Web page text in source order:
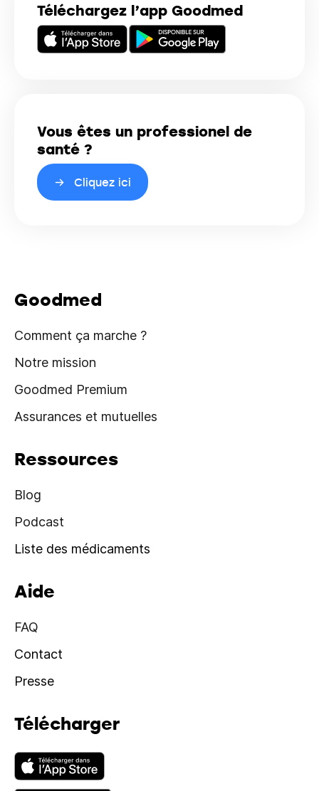
Téléchargez l’app Goodmed
Vous êtes un professionel de
santé ?
Cliquez ici
Goodmed
Comment ça marche ?
Notre mission
Goodmed Premium
Assurances et mutuelles
Ressources
Blog
Podcast
Liste des médicaments
Aide
FAQ
Contact
Presse
Télécharger